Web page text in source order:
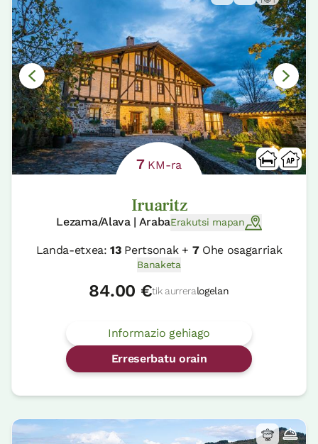
7KM-ra
Iruaritz
Lezama/Alava | ArabaErakutsi mapan
Landa-etxea:13Pertsonak + 7Ohe osagarriak
Banaketa
84.00 €tik aurreralogelan
Informazio gehiago
Erreserbatu orain